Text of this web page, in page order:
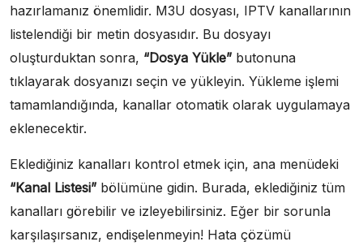
hazırlamanız önemlidir. M3U dosyası, IPTV kanallarının
listelendiği bir metin dosyasıdır. Bu dosyayı
oluşturduktan sonra, “Dosya Yükle” butonuna
tıklayarak dosyanızı seçin ve yükleyin. Yükleme işlemi
tamamlandığında, kanallar otomatik olarak uygulamaya
eklenecektir.
Eklediğiniz kanalları kontrol etmek için, ana menüdeki
“Kanal Listesi” bölümüne gidin. Burada, eklediğiniz tüm
kanalları görebilir ve izleyebilirsiniz. Eğer bir sorunla
karşılaşırsanız, endişelenmeyin! Hata çözümü